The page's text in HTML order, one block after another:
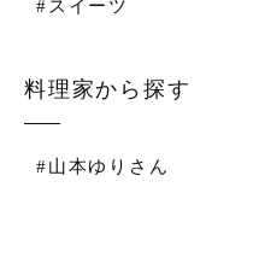
#スイーツ
料理家から探す
#山本ゆりさん